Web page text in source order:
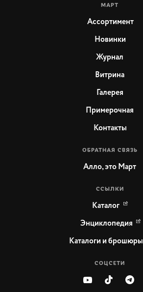
ССЫЛКИ
МАРТ
Ассортимент
Новинки
Журнал
Витрина
Галерея
Энциклопедия
ОБРАТНАЯ СВЯЗЬ
Примерочная
Контакты
Каталог
СОЦСЕТИ
Каталоги и брошюры
Алло, это Март